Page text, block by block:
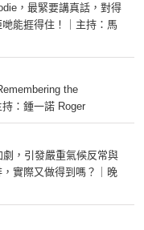
，最緊要講真話，對得
能捱得住！｜主持：馬
the
：鍾一諾 Roger
劇，引發嚴重氣候反常與
實際又做得到嗎？｜晚